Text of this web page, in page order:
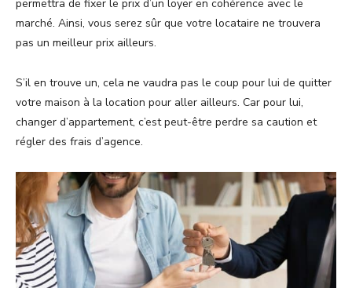
permettra de fixer le prix d’un loyer en cohérence avec le
marché. Ainsi, vous serez sûr que votre locataire ne trouvera
pas un meilleur prix ailleurs.
S’il en trouve un, cela ne vaudra pas le coup pour lui de quitter
votre maison à la location pour aller ailleurs. Car pour lui,
changer d’appartement, c’est peut-être perdre sa caution et
régler des frais d’agence.